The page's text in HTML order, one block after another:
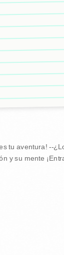
tu aventura! --
y su mente